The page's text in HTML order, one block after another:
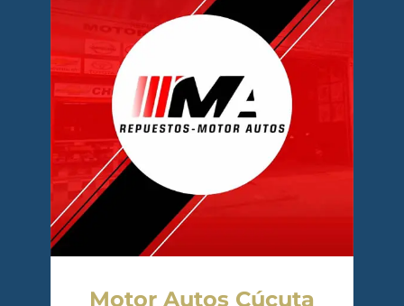
Motor Autos Cúcuta